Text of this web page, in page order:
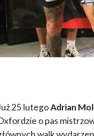
25 lutegoAdrian
o pas